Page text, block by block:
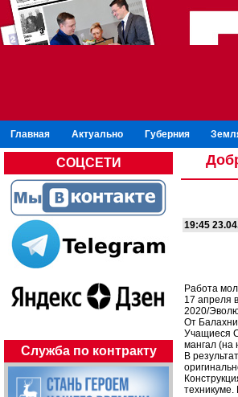
Главная Актуально Губерния
СОЦСЕТИ
Служба по контракту
19:45
Работа
17 апреля
2020/
От
Учащиеся
мангал (на
В
техникуме.